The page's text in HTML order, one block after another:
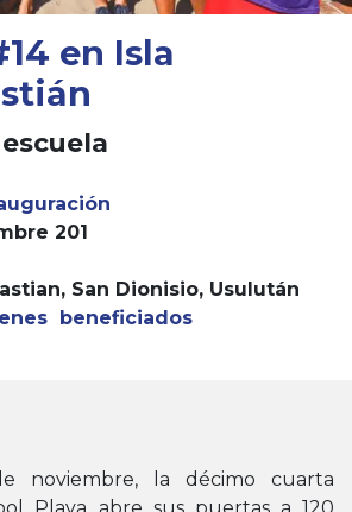
en Isla
201
San Dionisio, Usulután
beneficiados
noviembre, la décimo cuarta